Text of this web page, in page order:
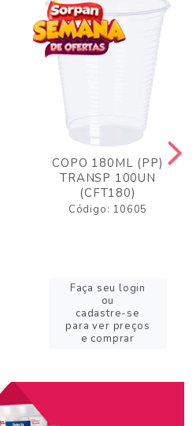
COPO 180ML (PP)
TRANSP 100UN
(CFT180)
Código: 10605
Faça seu login
ou
cadastre-se
para ver preços
e comprar